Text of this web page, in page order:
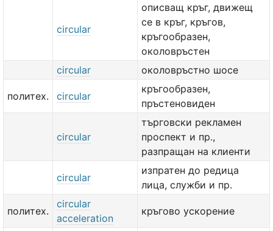
circular
описващ кръг, движещ
се в кръг, кръгов,
кръгообразен,
околовръстен
circular
околовръстно шосе
политех. circular
кръгообразен,
пръстеновиден
circular
търговски рекламен
проспект и пр.,
разпращан на клиенти
circular
изпратен до редица
лица, служби и пр.
политех.
circular
acceleration
кръгово ускорение